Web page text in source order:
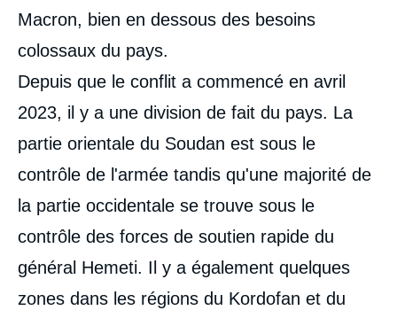
Macron, bien en dessous des besoins
colossaux du pays.
Depuis que le conflit a commencé en avril
2023, il y a une division de fait du pays. La
partie orientale du Soudan est sous le
contrôle de l'armée tandis qu'une majorité de
la partie occidentale se trouve sous le
contrôle des forces de soutien rapide du
général Hemeti. Il y a également quelques
zones dans les régions du Kordofan et du